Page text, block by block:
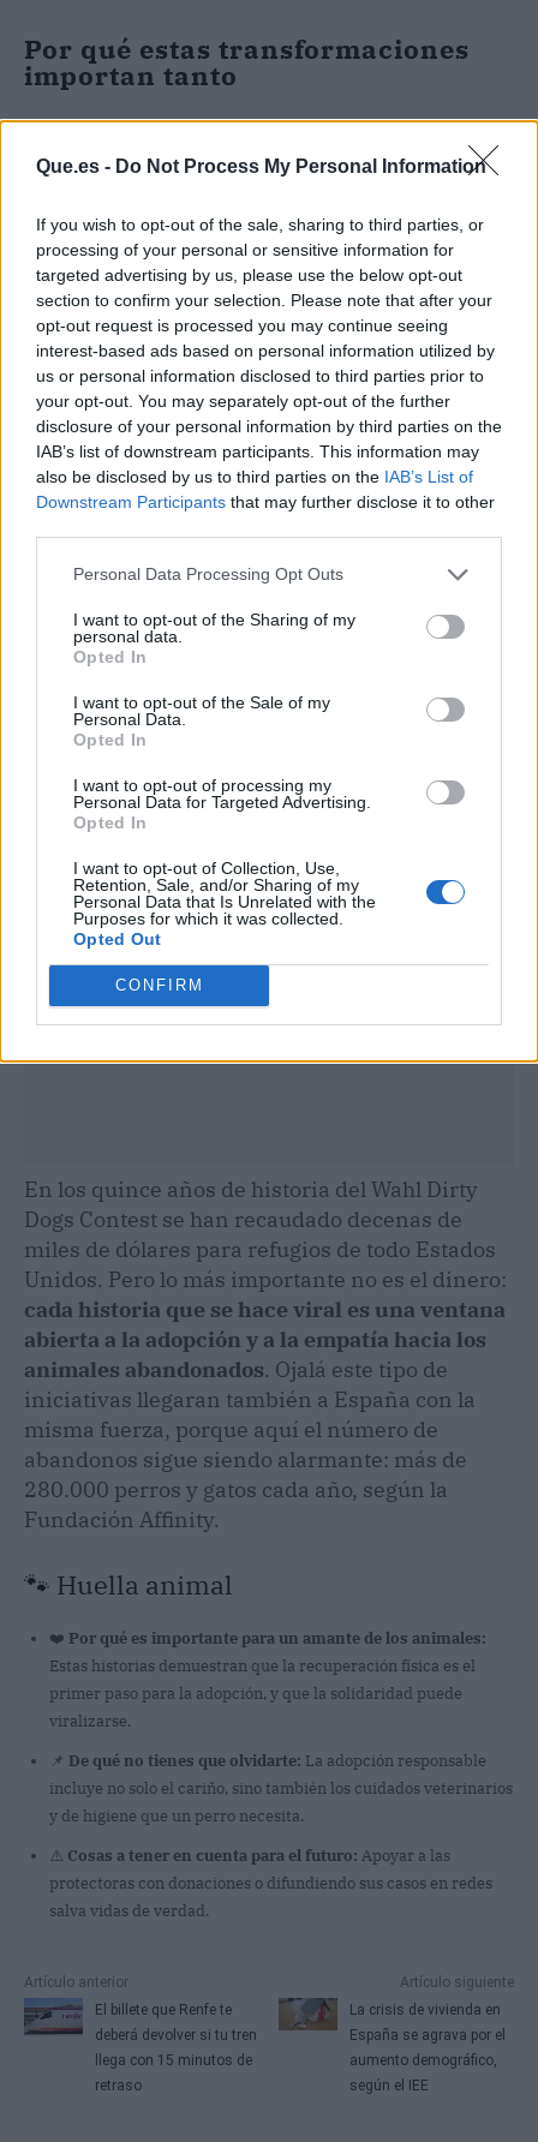
Que.es - Do Not Process My Personal Information
If you wish to opt-out of the sale, sharing to third parties, or
processing of your personal or sensitive information for
targeted advertising by us, please use the below opt-out
section to confirm your selection. Please note that after your
opt-out request is processed you may continue seeing
interest-based ads based on personal information utilized by
us or personal information disclosed to third parties prior to
your opt-out. You may separately opt-out of the further
disclosure of your personal information by third parties on the
IAB’s list of downstream participants. This information may
also be disclosed by us to third parties on the IAB’s List of
Downstream Participants that may further disclose it to other
Personal Data Processing Opt Outs
I want to opt-out of the Sharing of my
personal data.
Opted In
I want to opt-out of the Sale of my
Personal Data.
Opted In
I want to opt-out of processing my
Personal Data for Targeted Advertising.
Opted In
I want to opt-out of Collection, Use,
Retention, Sale, and/or Sharing of my
Personal Data that Is Unrelated with the
Purposes for which it was collected.
Opted Out
CONFIRM
Por qué estas transformaciones
importan tanto
Más allá de la ternura que despiertan las
imágenes del antes y el después,este tipo de
protectoras no termina con el rescate. Un
perro que ha vivido en la calle o ha sufrido
abandono necesita recuperar su saludfísica y
emocional antes de poder ser adoptado. La
peluquería solidaria es una pieza clave en ese
proceso, y al visibilizarla se recaudan fondos
que permiten seguir salvando vidas.
Publicidad
En los quince años de historia del Wahl Dirty
Dogs Contest se han recaudado decenas de
miles de dólares para refugios de todo Estados
Unidos. Pero lo más importante no es el dinero:
cada historia que se hace viral es una ventana
abierta a la adopción y a la empatía hacia los
animales abandonados. Ojalá este tipo de
iniciativas llegaran también a España con la
misma fuerza, porque aquí el número de
abandonos sigue siendo alarmante: más de
280.000 perros y gatos cada año, según la
Fundación Affinity.
🐾 Huella animal
❤️ Por qué es importante para un amante de los animales:
Estas historias demuestran que la recuperación física es el
primer paso para la adopción, y que la solidaridad puede
viralizarse.
📌 De qué no tienes que olvidarte: La adopción responsable
incluye no solo el cariño, sino también los cuidados veterinarios
y de higiene que un perro necesita.
⚠️ Cosas a tener en cuenta para el futuro: Apoyar a las
protectoras con donaciones o difundiendo sus casos en redes
salva vidas de verdad.
Artículo anterior
El billete que Renfe te
deberá devolver si tu tren
llega con 15 minutos de
retraso
Artículo siguiente
La crisis de vivienda en
España se agrava por el
aumento demográfico,
según el IEE